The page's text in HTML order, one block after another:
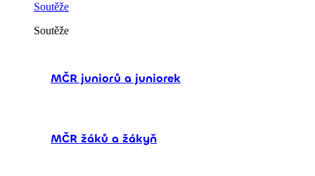
Soutěže
Soutěže
MČR juniorů a juniorek
MČR žáků a žákyň